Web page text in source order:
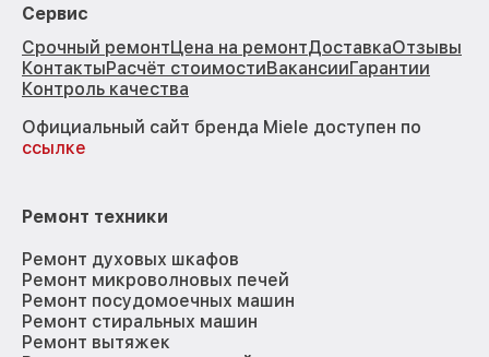
Сервис
Срочный ремонтЦена на ремонтДоставкаОтзывы
КонтактыРасчёт стоимостиВакансииГарантии
Контроль качества
Официальный сайт бренда Miele доступен по
ссылке
Ремонт техники
Ремонт духовых шкафов
Ремонт микроволновых печей
Ремонт посудомоечных машин
Ремонт стиральных машин
Ремонт вытяжек